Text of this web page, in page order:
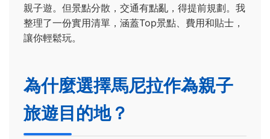
親子遊。但景點分散，交通有點亂，得提前規劃。我
整理了一份實用清單，涵蓋Top景點、費用和貼士，
讓你輕鬆玩。
為什麼選擇馬尼拉作為親子
旅遊目的地？